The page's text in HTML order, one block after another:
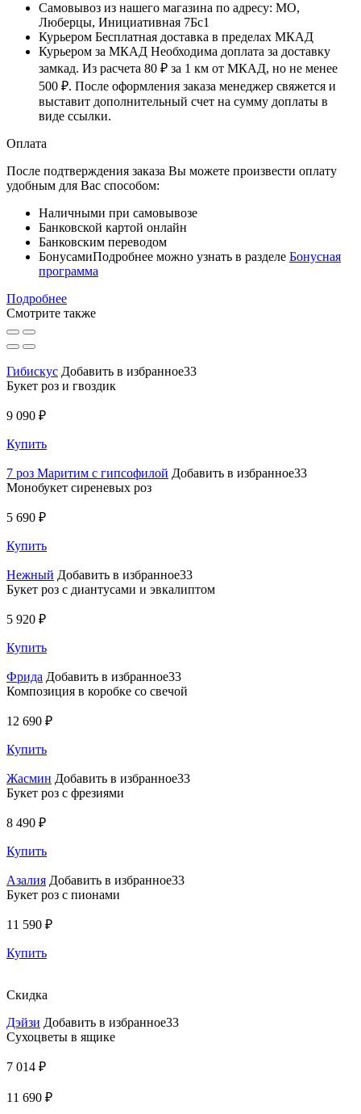
Самовывоз из нашего магазина по адресу: МО,
Люберцы, Инициативная 7Бс1
Курьером Бесплатная доставка в пределах МКАД
Курьером за МКАД Необходима доплата за доставку
замкад. Из расчета 80 ₽ за 1 км от МКАД, но не менее
500 ₽. После оформления заказа менеджер свяжется и
выставит дополнительный счет на сумму доплаты в
виде ссылки.
Оплата
После подтверждения заказа Вы можете произвести оплату
удобным для Вас способом:
Наличными при самовывозе
Банковской картой онлайн
Банковским переводом
БонусамиПодробнее можно узнать в разделе Бонусная
программа
Подробнее
Смотрите также
Гибискус Добавить в избранное33
Букет роз и гвоздик
9 090 ₽
Купить
7 роз Маритим с гипсофилой Добавить в избранное33
Монобукет сиреневых роз
5 690 ₽
Купить
Нежный Добавить в избранное33
Букет роз с диантусами и эвкалиптом
5 920 ₽
Купить
Фрида Добавить в избранное33
Композиция в коробке со свечой
12 690 ₽
Купить
Жасмин Добавить в избранное33
Букет роз с фрезиями
8 490 ₽
Купить
Азалия Добавить в избранное33
Букет роз с пионами
11 590 ₽
Купить
Скидка
Дэйзи Добавить в избранное33
Сухоцветы в ящике
7 014 ₽
11 690 ₽